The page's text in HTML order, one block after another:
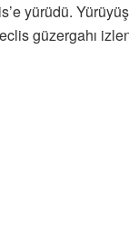
yürüdü.
güzergahı